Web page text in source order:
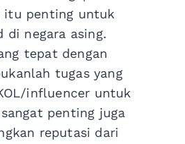
itu penting untuk
di negara asing.
tepat dengan
tugas yang
influencer untuk
penting juga
reputasi dari